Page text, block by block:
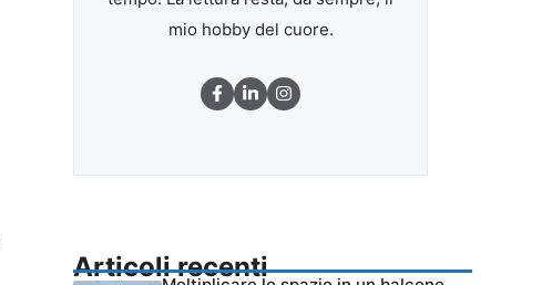
mio hobby del cuore.
Articoli recenti